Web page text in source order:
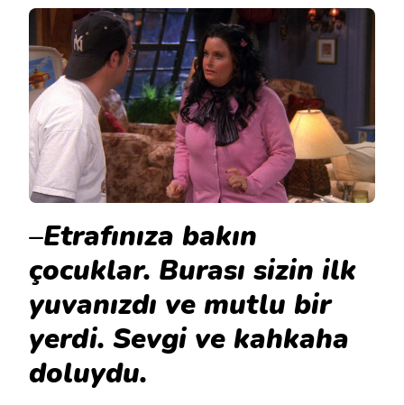
–Etrafınıza bakın
çocuklar. Burası sizin ilk
yuvanızdı ve mutlu bir
yerdi. Sevgi ve kahkaha
doluydu.